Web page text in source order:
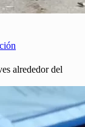
alrededor del